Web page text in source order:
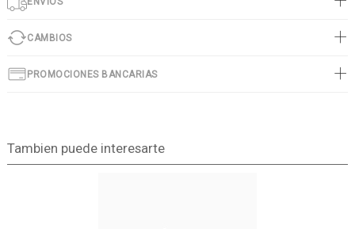
CAMBIOS
PROMOCIONES BANCARIAS
Tambien puede interesarte